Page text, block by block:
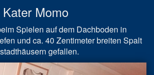
Momo
Spielen auf dem Dachboden in
und ca. 40 Zentimeter breiten Spalt
gefallen.